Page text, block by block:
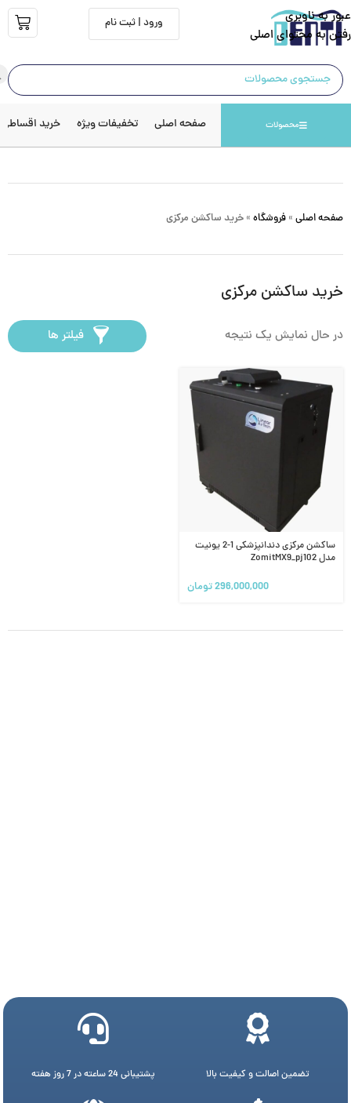
عبور به ناوبری
رفتن به محتوای اصلی
ورود | ثبت نام
محصولات صفحه اصلی تخفیفات ویژه خرید اقساطی
صفحه اصلی » فروشگاه » خرید ساکشن مرکزی
خرید ساکشن مرکزی
در حال نمایش یک نتیجه فیلتر ها
ساکشن مرکزی دندانپزشکی 1-2 یونیت
مدل ZomitMX9_pj102
296,000,000تومان
تضمین اصالت و کیفیت بالا پشتیبانی 24 ساعته در 7 روز هفته